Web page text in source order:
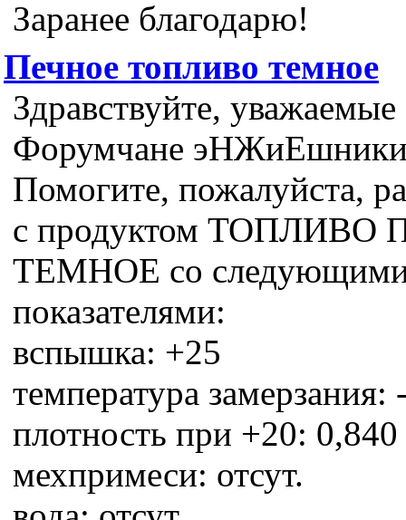
Заранее благодарю!
Печное топливо темное
Здравствуйте, уважаемые
Форумчане
Помогите, пожалуйста,
с продуктом ТОПЛИВО
ТЕМНОЕ со
показателями:
вспышка: +25
температура замерзания:
плотность при +20: 0,840
мехпримеси: отсут.